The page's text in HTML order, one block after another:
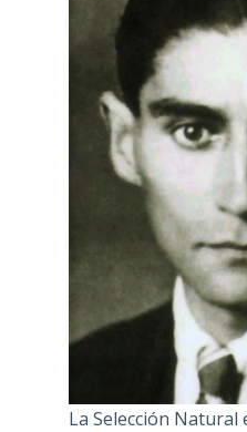
La Selección Natural